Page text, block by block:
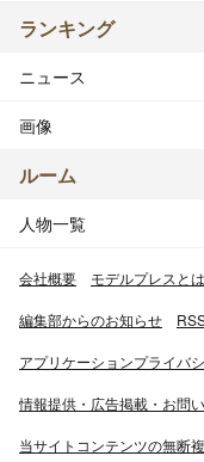
ランキング
ニュース
画像
ルーム
人物一覧
会社概要 モデルプレスとは
編集部からのお知らせ
アプリケーションプライバ
情報提供・広告掲載・お問
当サイトコンテンツの無断